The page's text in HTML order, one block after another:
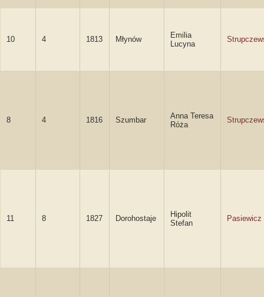
10 4 1813 Młynów
Emilia
Lucyna
8 4 1816 Szumbar
Anna Teresa
Róża
11 8 1827 Dorohostaje
Hipolit
Stefan
Pasiewicz